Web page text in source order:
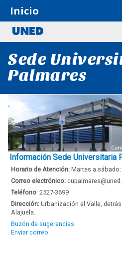
Sede
Palmares
Información Sede Universitaria
Horario de Atención: Martes a sábado:
Correo electrónico:
Teléfono: 2527-3699
Dirección: Urbanización el Valle,
Alajuela.
Buzón de sugerencias
Enviar correo
Inicio